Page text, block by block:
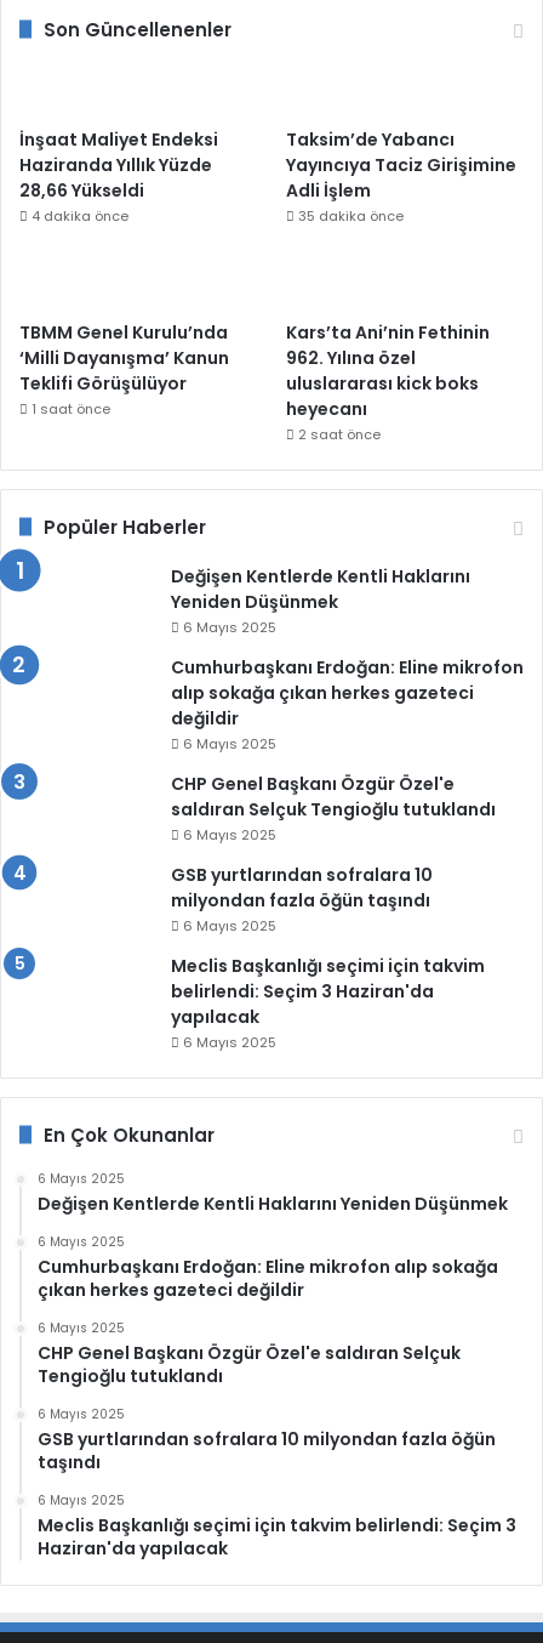
Son Güncellenenler
İnşaat Maliyet Endeksi
Haziranda Yıllık Yüzde
28,66 Yükseldi
4 dakika önce
Taksim’de Yabancı
Yayıncıya Taciz Girişimine
Adli İşlem
35 dakika önce
TBMM Genel Kurulu’nda
‘Milli Dayanışma’ Kanun
Teklifi Görüşülüyor
1 saat önce
Kars’ta Ani’nin Fethinin
962. Yılına özel
uluslararası kick boks
heyecanı
2 saat önce
Popüler Haberler
Değişen Kentlerde Kentli Haklarını
Yeniden Düşünmek
6 Mayıs 2025
Cumhurbaşkanı Erdoğan: Eline mikrofon
alıp sokağa çıkan herkes gazeteci
değildir
6 Mayıs 2025
CHP Genel Başkanı Özgür Özel'e
saldıran Selçuk Tengioğlu tutuklandı
6 Mayıs 2025
GSB yurtlarından sofralara 10
milyondan fazla öğün taşındı
6 Mayıs 2025
Meclis Başkanlığı seçimi için takvim
belirlendi: Seçim 3 Haziran'da
yapılacak
6 Mayıs 2025
En Çok Okunanlar
6 Mayıs 2025
Değişen Kentlerde Kentli Haklarını Yeniden Düşünmek
6 Mayıs 2025
Cumhurbaşkanı Erdoğan: Eline mikrofon alıp sokağa
çıkan herkes gazeteci değildir
6 Mayıs 2025
CHP Genel Başkanı Özgür Özel'e saldıran Selçuk
Tengioğlu tutuklandı
6 Mayıs 2025
GSB yurtlarından sofralara 10 milyondan fazla öğün
taşındı
6 Mayıs 2025
Meclis Başkanlığı seçimi için takvim belirlendi: Seçim 3
Haziran'da yapılacak